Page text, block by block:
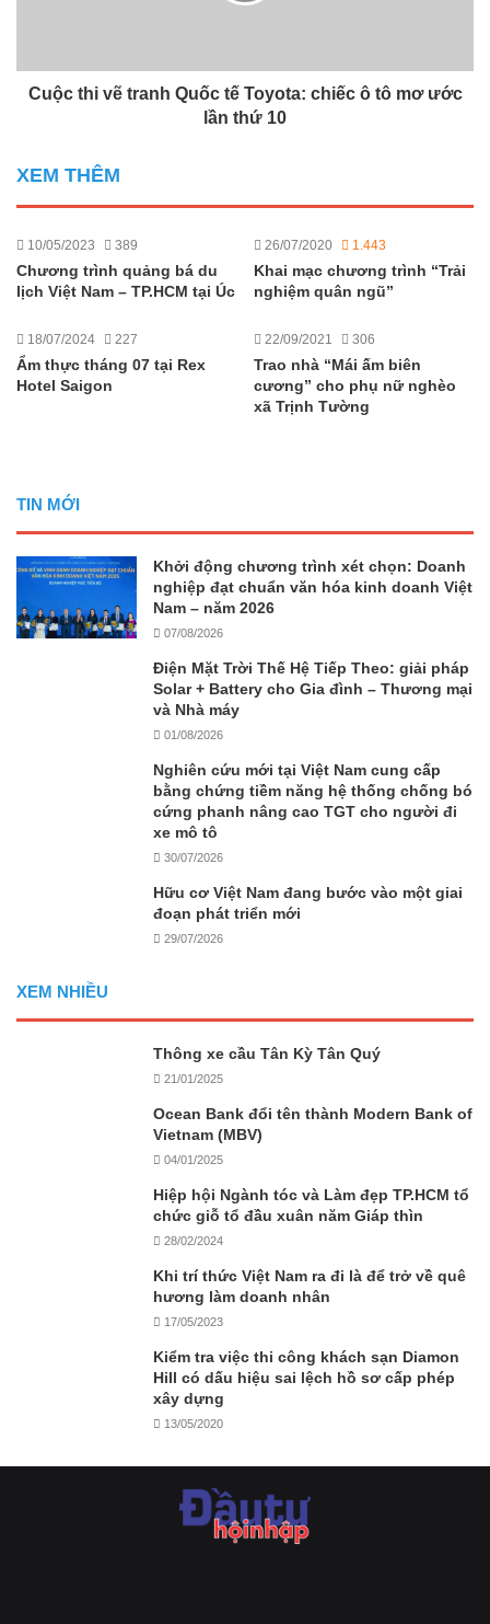
Cuộc thi vẽ tranh Quốc tế Toyota: chiếc ô tô mơ ước
lần thứ 10
XEM THÊM
10/05/2023 389
Chương trình quảng bá du
lịch Việt Nam – TP.HCM tại Úc
26/07/2020 1.443
Khai mạc chương trình “Trải
nghiệm quân ngũ”
18/07/2024 227
Ẩm thực tháng 07 tại Rex
Hotel Saigon
22/09/2021 306
Trao nhà “Mái ấm biên
cương” cho phụ nữ nghèo
xã Trịnh Tường
TIN MỚI
Khởi động chương trình xét chọn: Doanh
nghiệp đạt chuẩn văn hóa kinh doanh Việt
Nam – năm 2026
07/08/2026
Điện Mặt Trời Thế Hệ Tiếp Theo: giải pháp
Solar + Battery cho Gia đình – Thương mại
và Nhà máy
01/08/2026
Nghiên cứu mới tại Việt Nam cung cấp
bằng chứng tiềm năng hệ thống chống bó
cứng phanh nâng cao TGT cho người đi
xe mô tô
30/07/2026
Hữu cơ Việt Nam đang bước vào một giai
đoạn phát triển mới
29/07/2026
XEM NHIỀU
Thông xe cầu Tân Kỳ Tân Quý
21/01/2025
Ocean Bank đổi tên thành Modern Bank of
Vietnam (MBV)
04/01/2025
Hiệp hội Ngành tóc và Làm đẹp TP.HCM tổ
chức giỗ tổ đầu xuân năm Giáp thìn
28/02/2024
Khi trí thức Việt Nam ra đi là để trở về quê
hương làm doanh nhân
17/05/2023
Kiểm tra việc thi công khách sạn Diamon
Hill có dấu hiệu sai lệch hồ sơ cấp phép
xây dựng
13/05/2020